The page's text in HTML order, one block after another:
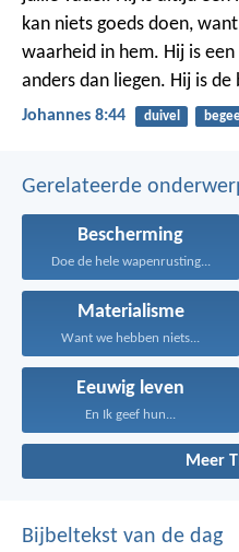
kan niets goeds doen,
waarheid in hem. Hij is
anders dan liegen. Hij is
Johannes 8:44 duivel
Gerelateerde
Bescherming
Doe de hele wapenrusting...
Materialisme
Want we hebben niets...
Eeuwig leven
En Ik geef hun...
Meer
Bijbeltekst van de dag